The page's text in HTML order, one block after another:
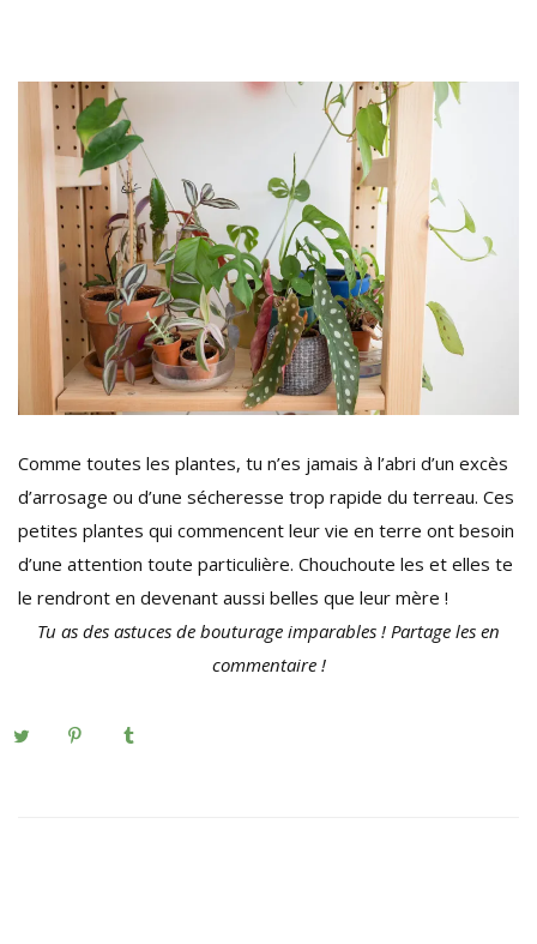
Comme toutes les plantes, tu n’es jamais à l’abri d’un excès
d’arrosage ou d’une sécheresse trop rapide du terreau. Ces
petites plantes qui commencent leur vie en terre ont besoin
d’une attention toute particulière. Chouchoute les et elles te
le rendront en devenant aussi belles que leur mère !
Tu as des astuces de bouturage imparables ! Partage les en
commentaire !